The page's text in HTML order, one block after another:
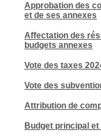
Approbation des
et de ses annexes
Affectation des
budgets annexes
Vote des taxes
Vote des
Attribution de
Budget principal